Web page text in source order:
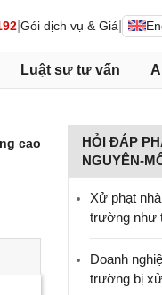
Gói dịch vụ & Giá
Luật sư tư vấn
cao
HỎI ĐÁP
NGUYÊN-
Xử phạt
trường như
Doanh
trường bị